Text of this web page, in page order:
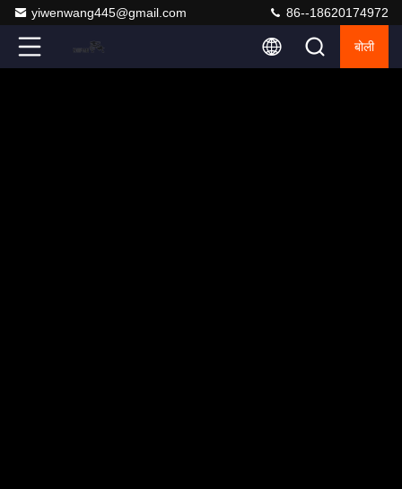
yiwenwang445@gmail.com 86--18620174972
बोली